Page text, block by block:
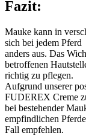
Fazit:
Mauke kann in
sich bei jedem Pferd
anders aus. Das
betroffenen
richtig zu pflegen.
Aufgrund unserer
FUDEREX Creme
bei bestehender
empfindlichen
Fall empfehlen.